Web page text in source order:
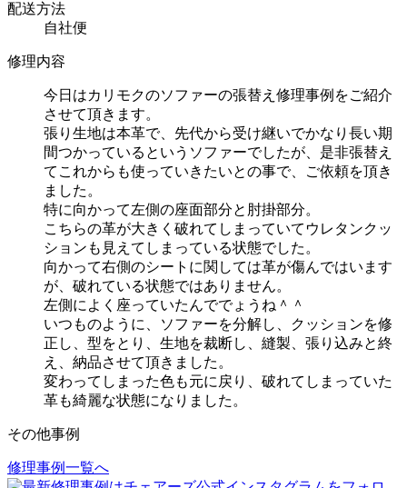
配送方法
自社便
修理内容
今日はカリモクのソファーの張替え修理事例をご紹介
させて頂きます。
張り生地は本革で、先代から受け継いでかなり長い期
間つかっているというソファーでしたが、是非張替え
てこれからも使っていきたいとの事で、ご依頼を頂き
ました。
特に向かって左側の座面部分と肘掛部分。
こちらの革が大きく破れてしまっていてウレタンクッ
ションも見えてしまっている状態でした。
向かって右側のシートに関しては革が傷んではいます
が、破れている状態ではありません。
左側によく座っていたんででょうね＾＾
いつものように、ソファーを分解し、クッションを修
正し、型をとり、生地を裁断し、縫製、張り込みと終
え、納品させて頂きました。
変わってしまった色も元に戻り、破れてしまっていた
革も綺麗な状態になりました。
その他事例
投
修理事例一覧へ